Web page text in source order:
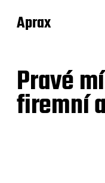
Aprax
Pravé
firemní